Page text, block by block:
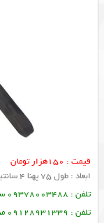
قیمت : 150هزار تومان
ابعاد : طول 75 پهنا 4 سانتیمتر ضخامت 2میلیمتر
تلفن : 09378003488 ساسان پرتو
تلفن : 09128931339 منصور امین فر